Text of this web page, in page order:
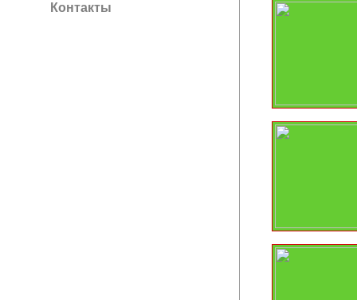
Контакты